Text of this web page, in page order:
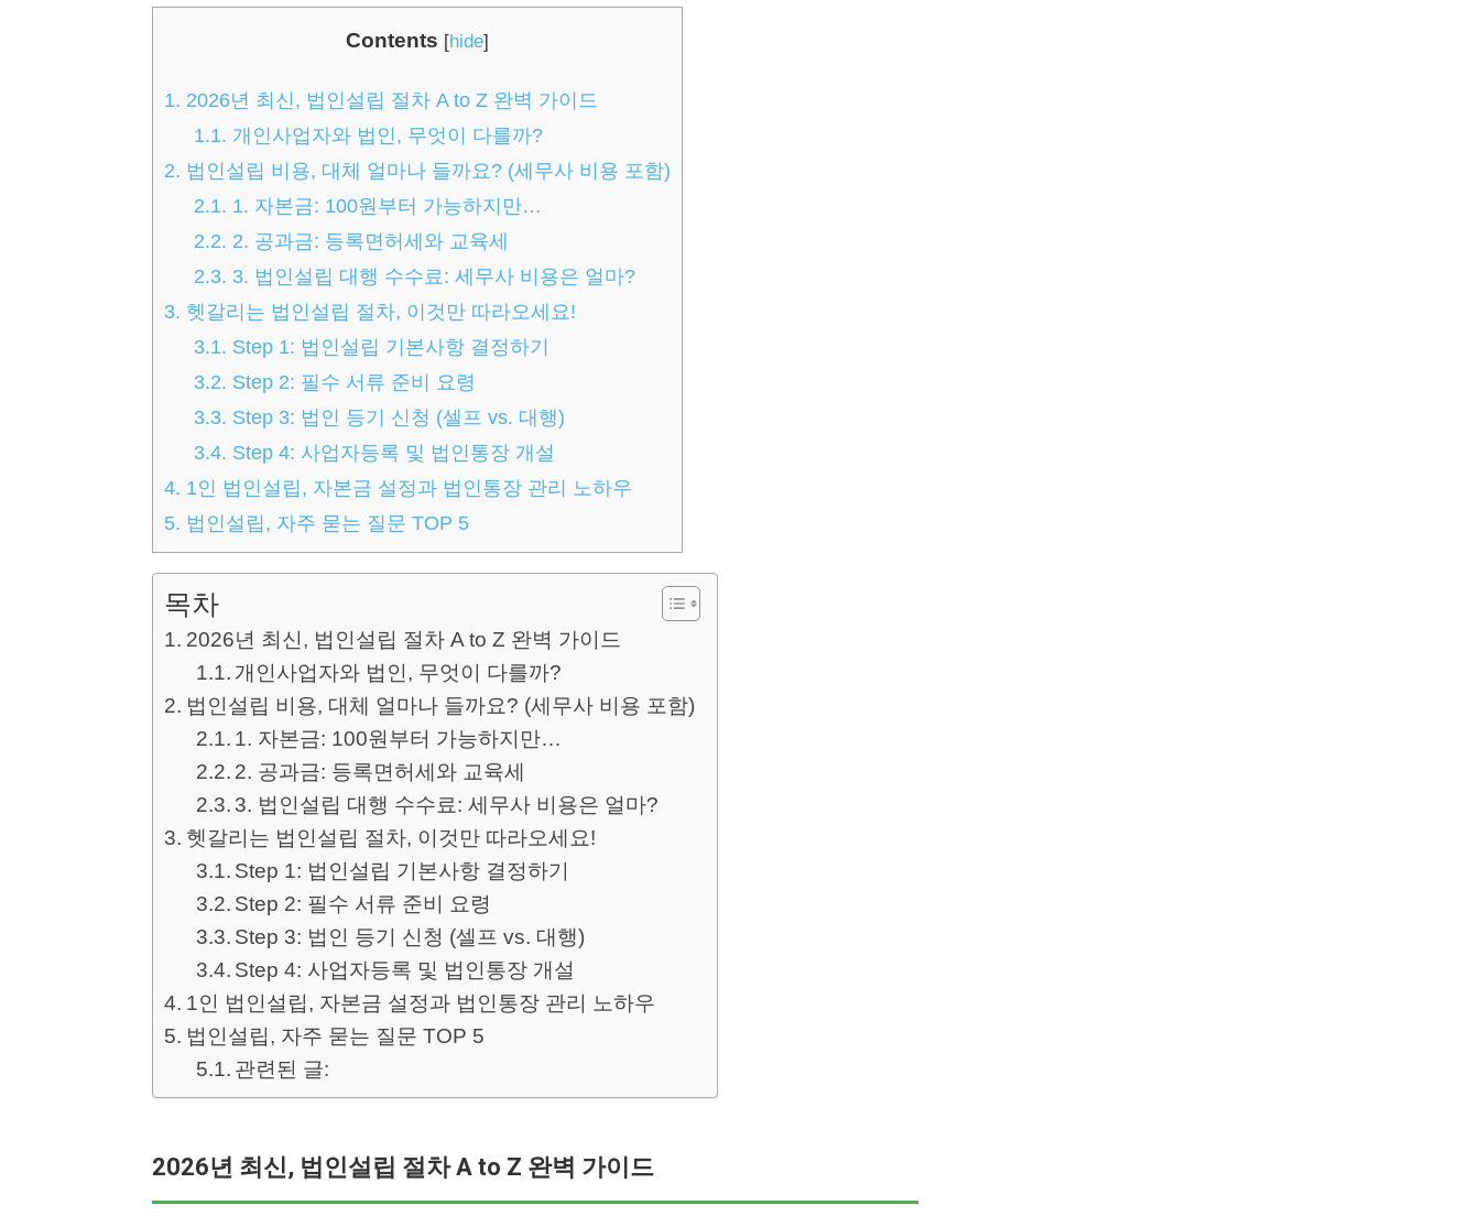
Contents [hide]
1. 2026년 최신, 법인설립 절차 A to Z 완벽 가이드
1.1. 개인사업자와 법인, 무엇이 다를까?
2. 법인설립 비용, 대체 얼마나 들까요? (세무사 비용 포함)
2.1. 1. 자본금: 100원부터 가능하지만…
2.2. 2. 공과금: 등록면허세와 교육세
2.3. 3. 법인설립 대행 수수료: 세무사 비용은 얼마?
3. 헷갈리는 법인설립 절차, 이것만 따라오세요!
3.1. Step 1: 법인설립 기본사항 결정하기
3.2. Step 2: 필수 서류 준비 요령
3.3. Step 3: 법인 등기 신청 (셀프 vs. 대행)
3.4. Step 4: 사업자등록 및 법인통장 개설
4. 1인 법인설립, 자본금 설정과 법인통장 관리 노하우
5. 법인설립, 자주 묻는 질문 TOP 5
목차
2026년 최신, 법인설립 절차 A to Z 완벽 가이드
개인사업자와 법인, 무엇이 다를까?
법인설립 비용, 대체 얼마나 들까요? (세무사 비용 포함)
1. 자본금: 100원부터 가능하지만…
2. 공과금: 등록면허세와 교육세
3. 법인설립 대행 수수료: 세무사 비용은 얼마?
헷갈리는 법인설립 절차, 이것만 따라오세요!
Step 1: 법인설립 기본사항 결정하기
Step 2: 필수 서류 준비 요령
Step 3: 법인 등기 신청 (셀프 vs. 대행)
Step 4: 사업자등록 및 법인통장 개설
1인 법인설립, 자본금 설정과 법인통장 관리 노하우
법인설립, 자주 묻는 질문 TOP 5
관련된 글:
2026년 최신, 법인설립 절차 A to Z 완벽 가이드